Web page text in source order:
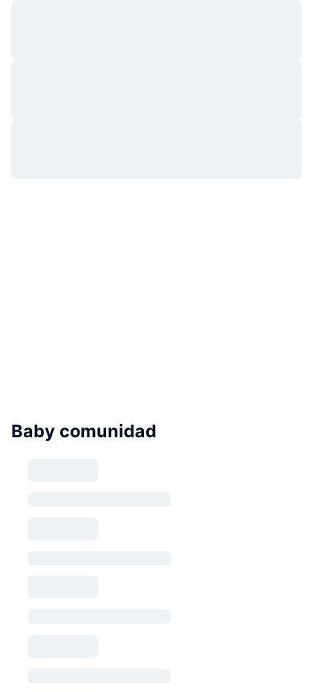
Baby comunidad